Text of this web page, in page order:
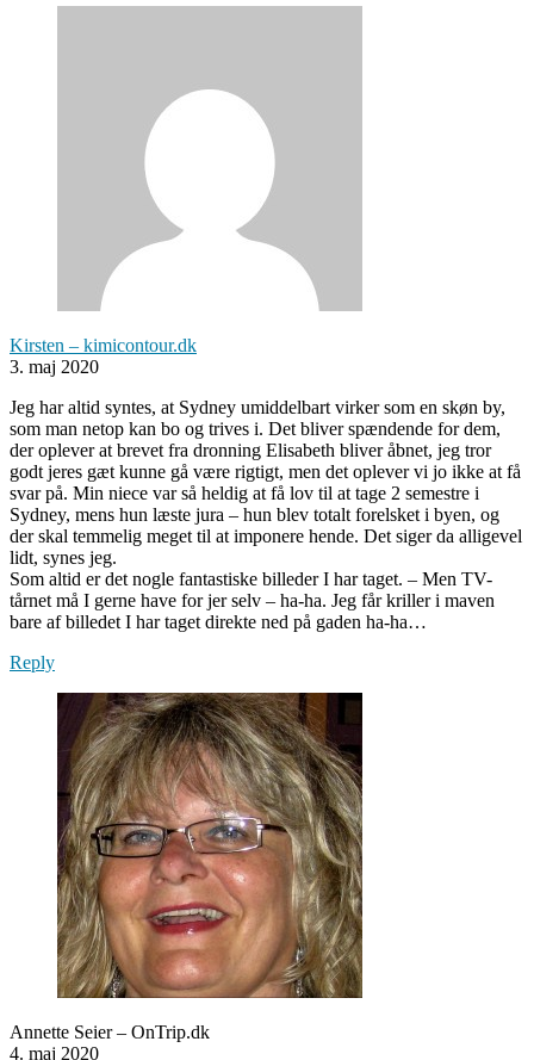
Kirsten – kimicontour.dk
3. maj 2020
Jeg har altid syntes, at Sydney umiddelbart virker som en skøn by,
som man netop kan bo og trives i. Det bliver spændende for dem,
der oplever at brevet fra dronning Elisabeth bliver åbnet, jeg tror
godt jeres gæt kunne gå være rigtigt, men det oplever vi jo ikke at få
svar på. Min niece var så heldig at få lov til at tage 2 semestre i
Sydney, mens hun læste jura – hun blev totalt forelsket i byen, og
der skal temmelig meget til at imponere hende. Det siger da alligevel
lidt, synes jeg.
Som altid er det nogle fantastiske billeder I har taget. – Men TV-
tårnet må I gerne have for jer selv – ha-ha. Jeg får kriller i maven
bare af billedet I har taget direkte ned på gaden ha-ha…
Reply
Annette Seier – OnTrip.dk
4. maj 2020